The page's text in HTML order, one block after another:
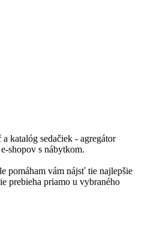
katalóg sedačiek - agregátor
shopov s nábytkom.
pomáham vám nájsť tie najlepšie
prebieha priamo u vybraného